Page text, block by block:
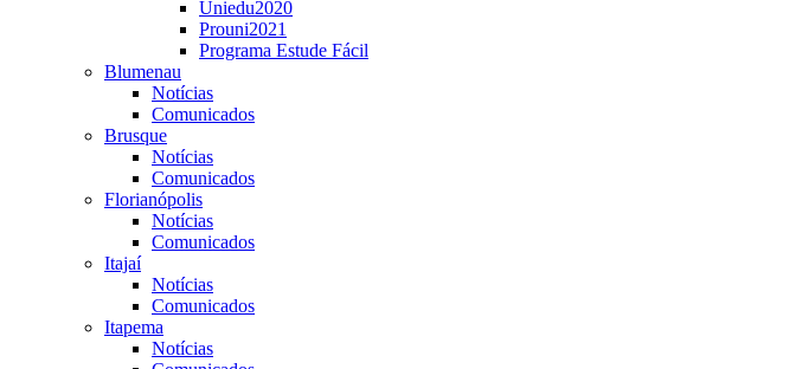
Uniedu2020
Prouni2021
Programa Estude Fácil
Blumenau
Notícias
Comunicados
Brusque
Notícias
Comunicados
Florianópolis
Notícias
Comunicados
Itajaí
Notícias
Comunicados
Itapema
Notícias